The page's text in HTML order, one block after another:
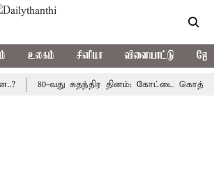
உலகம் சினிமா விளையாட்டு
80-வது சுதந்திர தினம்: கோட்டை கொத்தளத்தில்